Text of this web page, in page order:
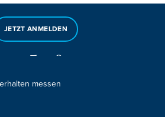
JETZT ANMELDEN
messen